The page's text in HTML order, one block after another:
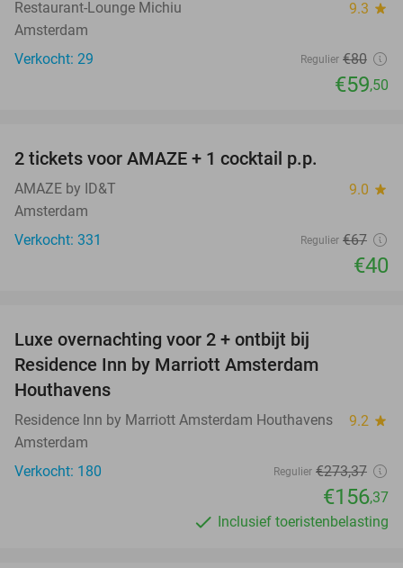
Restaurant-Lounge Michiu 9.3 star
Amsterdam
Verkocht: 29
Regulier €80
€59,50
2 tickets voor AMAZE + 1 cocktail p.p.
AMAZE by ID&T 9.0 star
Amsterdam
Verkocht: 331
Regulier €67
€40
Luxe overnachting voor 2 + ontbijt bij
Residence Inn by Marriott Amsterdam
Houthavens
Residence Inn by Marriott Amsterdam Houthavens 9.2 star
Amsterdam
Verkocht: 180
Regulier €273,37
€156,37
Inclusief toeristenbelasting